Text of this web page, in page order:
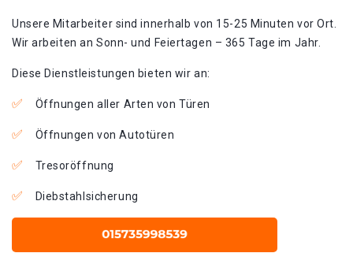
Unsere Mitarbeiter sind innerhalb von 15-25 Minuten vor Ort.
Wir arbeiten an Sonn- und Feiertagen – 365 Tage im Jahr.
Diese Dienstleistungen bieten wir an:
Öffnungen aller Arten von Türen
Öffnungen von Autotüren
Tresoröffnung
Diebstahlsicherung